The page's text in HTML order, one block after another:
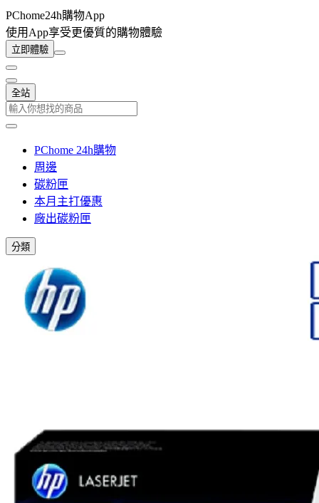
PChome24h購物App
使用App享受更優質的購物體驗
立即體驗
全站
PChome 24h購物
周邊
碳粉匣
本月主打優惠
廠出碳粉匣
分類